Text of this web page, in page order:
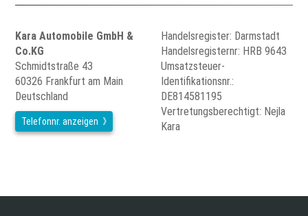
Kara Automobile GmbH &
Co.KG
Schmidtstraße 43
60326 Frankfurt am Main
Deutschland
Telefonnr. anzeigen
Handelsregister: Darmstadt
Handelsregisternr: HRB 9643
Umsatzsteuer-
Identifikationsnr.:
DE814581195
Vertretungsberechtigt: Nejla
Kara